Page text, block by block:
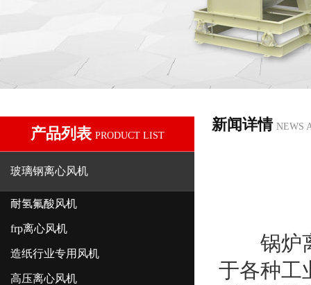
产品列表 PRODUCT LIST
玻璃钢离心风机
耐氢氟酸风机
frp离心风机
造纸行业专用风机
高压离心风机
新闻详情 NEWS
锅炉
于各种工